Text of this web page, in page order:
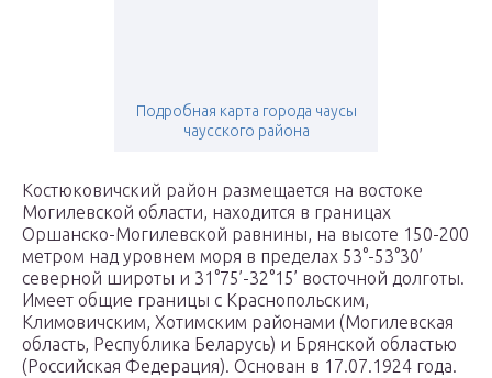
Подробная карта города чаусы
чаусского района
Костюковичский район размещается на востоке
Могилевской области, находится в границах
Оршанско-Могилевской равнины, на высоте 150-200
метром над уровнем моря в пределах 53°-53°30’
северной широты и 31°75’-32°15’ восточной долготы.
Имеет общие границы с Краснопольским,
Климовичским, Хотимским районами (Могилевская
область, Республика Беларусь) и Брянской областью
(Российская Федерация). Основан в 17.07.1924 года.